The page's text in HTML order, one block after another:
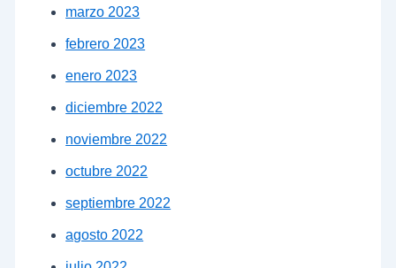
marzo 2023
febrero 2023
enero 2023
diciembre 2022
noviembre 2022
octubre 2022
septiembre 2022
agosto 2022